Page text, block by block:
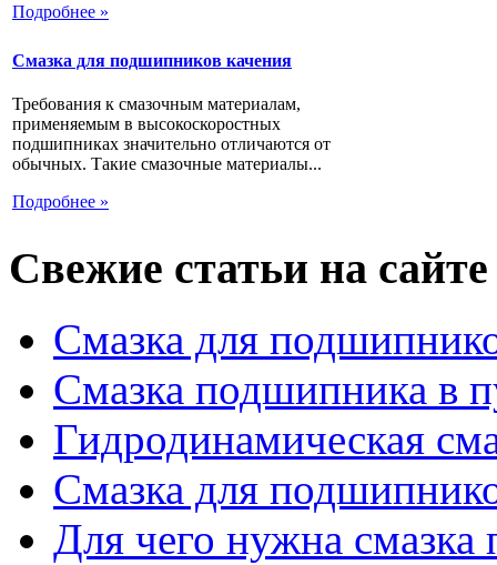
Подробнее »
Смазка для подшипников качения
Требования к смазочным материалам,
применяемым в высокоскоростных
подшипниках значительно отличаются от
обычных. Такие смазочные материалы...
Подробнее »
Свежие статьи на сайте
Смазка для
Смазка подшипника в
Гидродинамическая
Смазка для
Для чего нужна